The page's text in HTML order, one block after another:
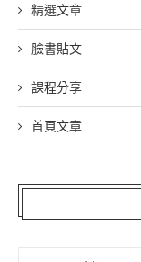
精選文章
臉書貼文
課程分享
首頁文章